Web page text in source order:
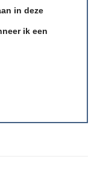
in deze
ik een